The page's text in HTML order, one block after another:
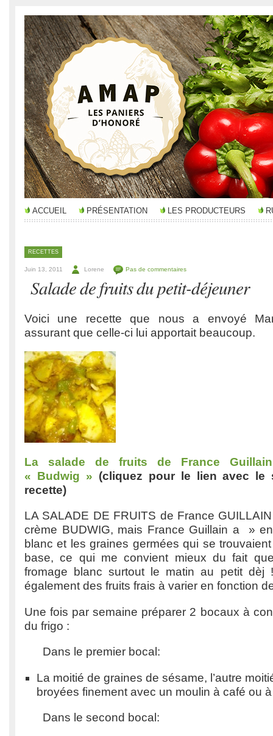
ACCUEIL PRÉSENTATION LES PRODUCTEURS
RECETTES
Juin 13, 2011 Lorene Pas de commentaires
Salade de fruits du petit-déjeuner
Voici une recette que nous a envoyé
assurant que celle-ci lui apportait beaucoup.
La salade de fruits de France
« Budwig » (cliquez pour le lien avec le
recette)
LA SALADE DE FRUITS de France GUILLAIN
crème BUDWIG, mais France Guillain a »
blanc et les graines germées qui se
base, ce qui me convient mieux du fait
fromage blanc surtout le matin au petit dèj
également des fruits frais à varier en fonction
Une fois par semaine préparer 2 bocaux à
du frigo :
Dans le premier bocal:
La moitié de graines de sésame, l’autre
broyées finement avec un moulin à café ou
Dans le second bocal: